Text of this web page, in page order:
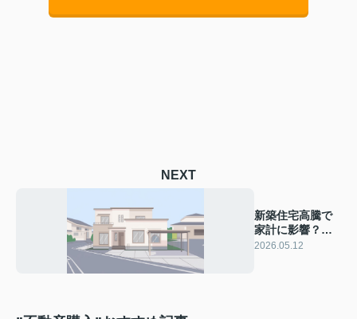
NEXT
新築住宅高騰で
家計に影響？住
宅ローンの見直
2026.05.12